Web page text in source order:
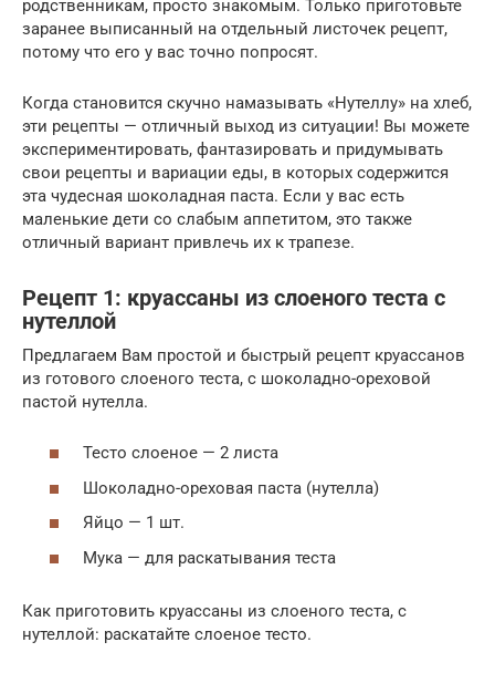
родственникам, просто знакомым. Только приготовьте
заранее выписанный на отдельный листочек рецепт,
потому что его у вас точно попросят.
Когда становится скучно намазывать «Нутеллу» на хлеб,
эти рецепты — отличный выход из ситуации! Вы можете
экспериментировать, фантазировать и придумывать
свои рецепты и вариации еды, в которых содержится
эта чудесная шоколадная паста. Если у вас есть
маленькие дети со слабым аппетитом, это также
отличный вариант привлечь их к трапезе.
Рецепт 1: круассаны из слоеного теста с
нутеллой
Предлагаем Вам простой и быстрый рецепт круассанов
из готового слоеного теста, с шоколадно-ореховой
пастой нутелла.
Тесто слоеное — 2 листа
Шоколадно-ореховая паста (нутелла)
Яйцо — 1 шт.
Мука — для раскатывания теста
Как приготовить круассаны из слоеного теста, с
нутеллой: раскатайте слоеное тесто.